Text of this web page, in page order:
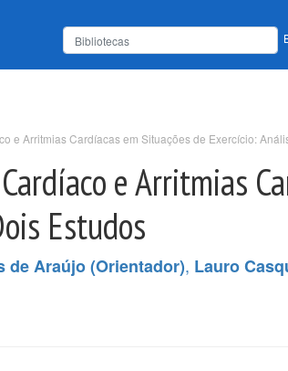
e Arritmias Cardíacas em Situações de Exercício:
e Arritmias
Estudos
de Araújo (Orientador), Lauro